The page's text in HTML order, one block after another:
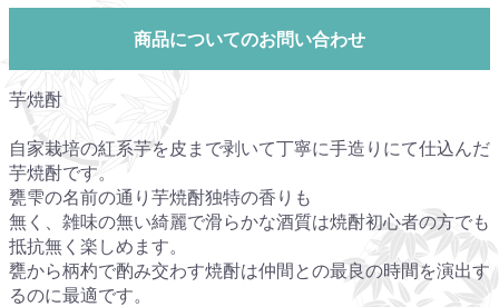
商品についてのお問い合わせ
芋焼酎
自家栽培の紅系芋を皮まで剥いて丁寧に手造りにて仕込んだ
芋焼酎です。
甕雫の名前の通り芋焼酎独特の香りも
無く、雑味の無い綺麗で滑らかな酒質は焼酎初心者の方でも
抵抗無く楽しめます。
甕から柄杓で酌み交わす焼酎は仲間との最良の時間を演出す
るのに最適です。